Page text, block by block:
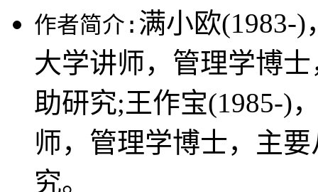
作者简介: 满小欧(1983-
大学讲师，管理学博
助研究;王作宝(1985-)
师，管理学博士，主
究。